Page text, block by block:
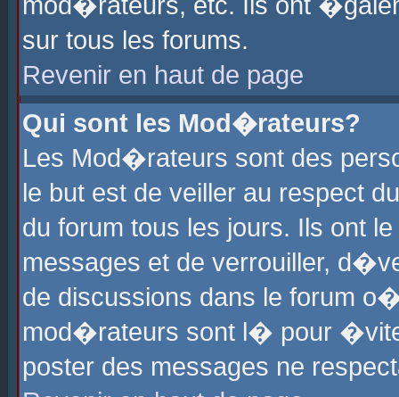
sur tous les forums.
Revenir en haut de page
Qui sont les Mod�rateurs?
Les Mod�rateurs sont des
le but est de veiller au respect
du forum tous les jours. Ils ont
messages et de verrouiller,
de discussions dans le forum
mod�rateurs sont l� pour
poster des messages ne